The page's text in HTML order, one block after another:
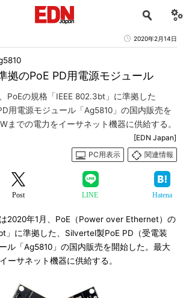
2020年2月14日
拠のPoE PD用電源モジュール
PoEの規格「IEEE 802.3bt」に準拠した
用電源モジュール「Ag5810」の国内販売を
までの電力をイーサネット機器に供給する。
[EDN Japan]
PC用表示
関連情報
Post LINE Hatena
2020年1月、PoE（Power over Ethernet）の
」に準拠した、Silvertel製PoE PD（受電装
ル「Ag5810」の国内販売を開始した。最大
ーサネット機器に供給する。